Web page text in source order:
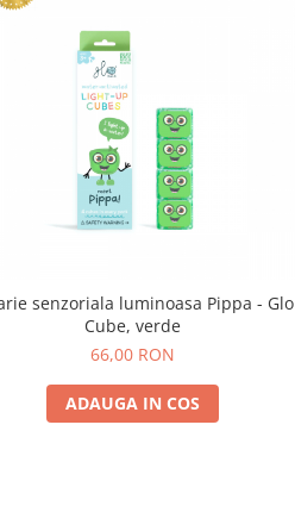
senzoriala luminoasa Pippa - Glo
Cube, verde
66,00 RON
ADAUGA IN COS